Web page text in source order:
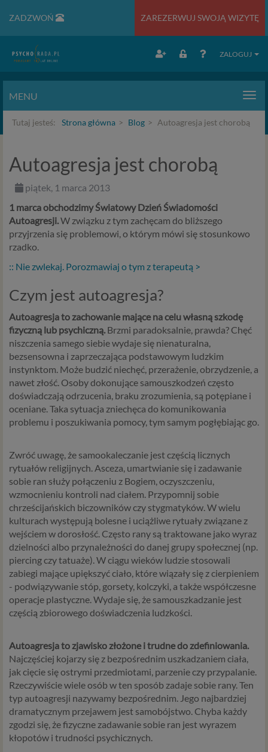
ZADZWOŃ ZAREZERWUJ SWOJĄ WIZYTĘ
ZALOGUJ
MENU
Tutaj jesteś: Strona główna Blog Autoagresja jest chorobą
Autoagresja jest chorobą
piątek, 1 marca 2013
1 marca obchodzimy Światowy Dzień Świadomości
Autoagresji.W związku z tym zachęcam do bliższego
przyjrzenia się problemowi, o którym mówi się stosunkowo
rzadko.
:: Nie zwlekaj. Porozmawiaj o tym z terapeutą >
Czym jest autoagresja?
Autoagresja to zachowanie mające na celu własną szkodę
fizyczną lub psychiczną. Brzmi paradoksalnie, prawda? Chęć
niszczenia samego siebie wydaje się nienaturalna,
bezsensowna i zaprzeczająca podstawowym ludzkim
instynktom. Może budzić niechęć, przerażenie, obrzydzenie, a
nawet złość. Osoby dokonujące samouszkodzeń często
doświadczają odrzucenia, braku zrozumienia, są potępiane i
oceniane. Taka sytuacja zniechęca do komunikowania
problemu i poszukiwania pomocy, tym samym pogłębiając go.
Zwróć uwagę, że samookaleczanie jest częścią licznych
rytuałów religijnych. Asceza, umartwianie się i zadawanie
sobie ran służy połączeniu z Bogiem, oczyszczeniu,
wzmocnieniu kontroli nad ciałem. Przypomnij sobie
chrześcijańskich biczowników czy stygmatyków. W wielu
kulturach występują bolesne i uciążliwe rytuały związane z
wejściem w dorosłość. Często rany są traktowane jako wyraz
dzielności albo przynależności do danej grupy społecznej (np.
piercing czy tatuaże). W ciągu wieków ludzie stosowali
zabiegi mające upiększyć ciało, które wiązały się z cierpieniem
- podwiązywanie stóp, gorsety, kolczyki, a także współczesne
operacje plastyczne. Wydaje się, że samouszkadzanie jest
częścią zbiorowego doświadczenia ludzkości.
Autoagresja to zjawisko złożone i trudne do zdefiniowania.
Najczęściej kojarzy się z bezpośrednim uszkadzaniem ciała,
jak cięcie się ostrymi przedmiotami, parzenie czy przypalanie.
Rzeczywiście wiele osób w ten sposób zadaje sobie rany. Ten
typ autoagresji nazywamy bezpośrednim. Jego najbardziej
dramatycznym przejawem jest samobójstwo. Chyba każdy
zgodzi się, że fizyczne zadawanie sobie ran jest wyrazem
kłopotów i trudności psychicznych.